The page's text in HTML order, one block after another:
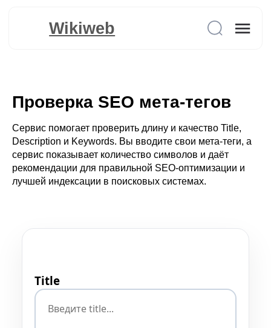
Wikiweb
Проверка SEO мета-тегов
Сервис помогает проверить длину и качество Title,
Description и Keywords. Вы вводите свои мета-теги, а
сервис показывает количество символов и даёт
рекомендации для правильной SEO-оптимизации и
лучшей индексации в поисковых системах.
Title